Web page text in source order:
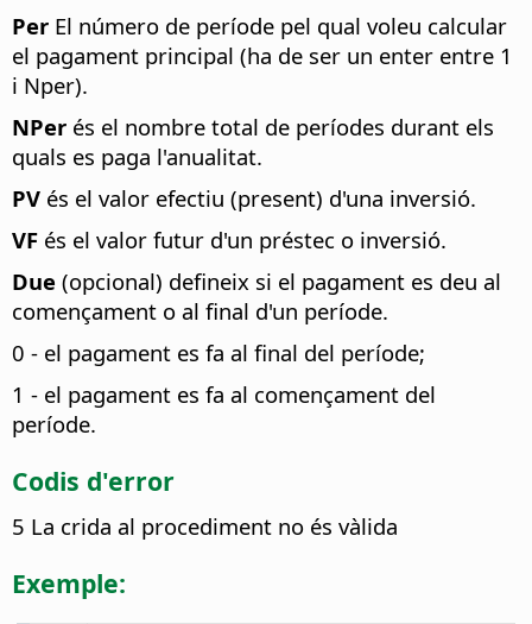
Per El número de període pel qual voleu calcular
el pagament principal (ha de ser un enter entre 1
i Nper).
NPer és el nombre total de períodes durant els
quals es paga l'anualitat.
PV és el valor efectiu (present) d'una inversió.
VF és el valor futur d'un préstec o inversió.
Due (opcional) defineix si el pagament es deu al
començament o al final d'un període.
0 - el pagament es fa al final del període;
1 - el pagament es fa al començament del
període.
Codis d'error
5 La crida al procediment no és vàlida
Exemple: